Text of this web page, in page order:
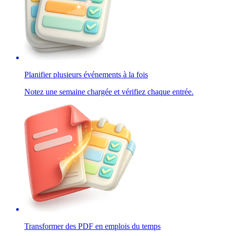
Planifier plusieurs événements à la fois
Notez une semaine chargée et vérifiez chaque entrée.
Transformer des PDF en emplois du temps